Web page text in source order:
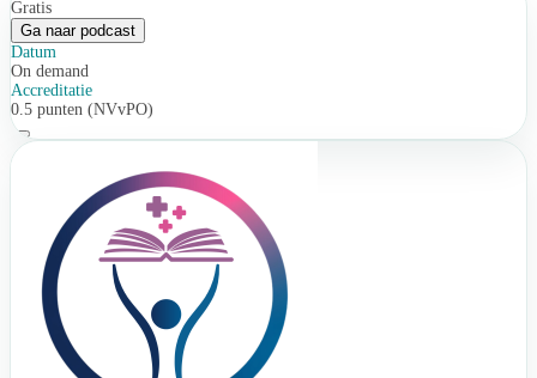
Gratis
Ga naar podcast
Datum
On demand
Accreditatie
0.5 punten (NVvPO)